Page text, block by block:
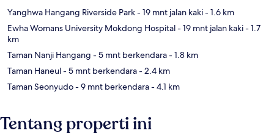
Yanghwa Hangang Riverside Park- 19 mnt jalan kaki- 1.6 km
Ewha Womans University Mokdong Hospital- 19 mnt jalan kaki- 1.7
km
Taman Nanji Hangang - 5 mnt berkendara- 1.8 km
Taman Haneul- 5 mnt berkendara- 2.4 km
Taman Seonyudo- 9 mnt berkendara- 4.1 km
Tentang properti ini